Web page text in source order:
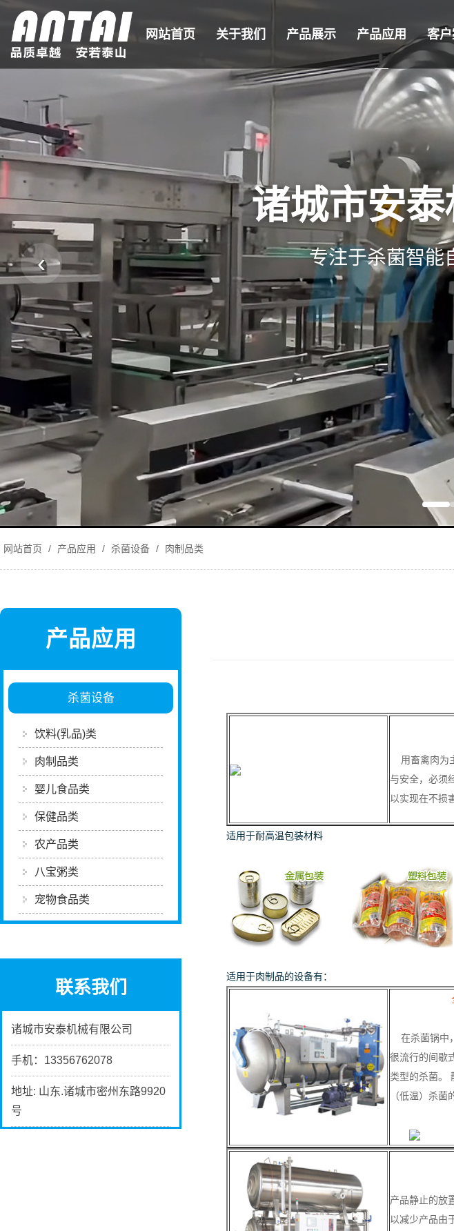
网站首页 关于我们 产品展示 产品应用 客
诸城市安
专注于杀菌智能
‹
网站首页 / 产品应用 / 杀菌设备 / 肉制品类
产品应用
杀菌设备
饮料(乳品)类
肉制品类
婴儿食品类
保健品类
农产品类
八宝粥类
宠物食品类
联系我们
诸城市安泰机械有限公司
手机：13356762078
地址: 山东.诸城市密州东路9920
号
用畜禽肉为
与安全，必须
以实现在不损
适用于耐高温包装材料
适用于肉制品的设备有：
在杀菌锅中
很流行的间歇
类型的杀菌。
（低温）杀菌
产品静止的放
以减少产品由